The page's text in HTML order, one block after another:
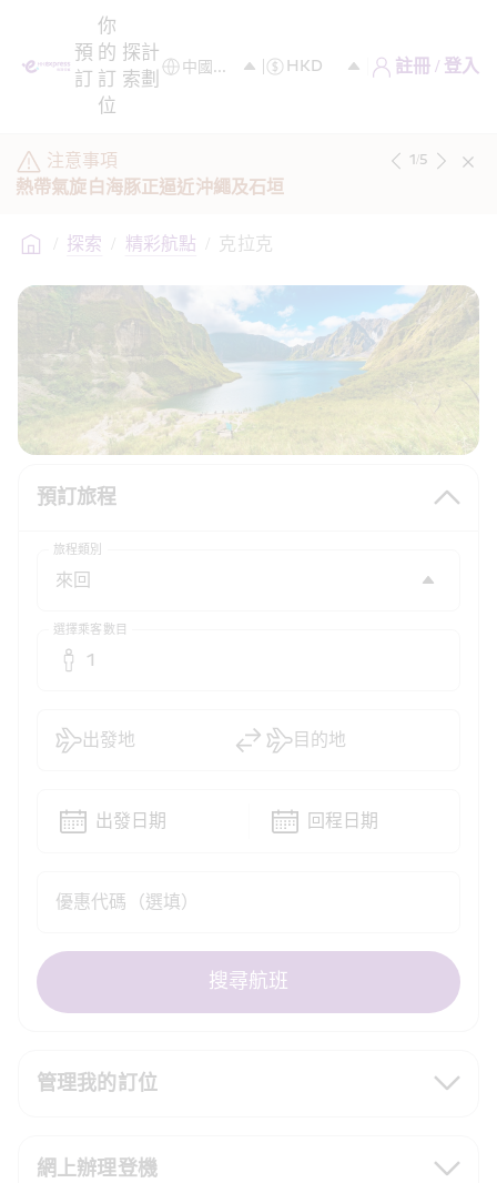
預
訂
你
的
訂
位
探
索
計
劃
註冊 / 登入
注意事項
熱帶氣旋白海豚正逼近沖繩及石垣
1/5
/ 探索 / 精彩航點 / 克拉克
預訂旅程
管理我的訂位
網上辦理登機
旅程類別
選擇乘客數目
1
優惠代碼（選填）
出發地 目的地
出發日期 回程日期
搜尋航班